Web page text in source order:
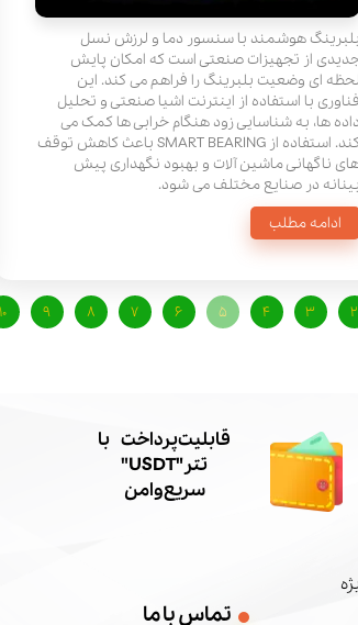
بلبرینگ هوشمند با سنسور دما و لرزش نسل
از تجهیزات صنعتی است که امکان پایش
لحظه ای وضعیت بلبرینگ را فراهم می کند. این
فناوری با استفاده از اینترنت اشیا صنعتی و تحلیل
داده ها، به شناسایی زود هنگام خرابی ها کمک می
کند. استفاده از SMART BEARING باعث کاهش توقف
ناگهانی ماشین آلات و بهبود نگهداری پیش
بینانه در صنایع مختلف می شود.
ادامه مطلب
۲ ۳ ۴ ۵ ۶ ۷ ۸ ۹ ۱۰
تماس با ما
​قابلیت پرداخت با
تتر"USDT"
سریع و امن